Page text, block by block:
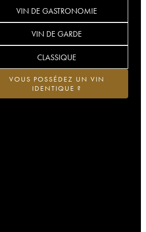
VIN DE GASTRONOMIE
VIN DE GARDE
CLASSIQUE
VOUS POSSÉDEZ UN VIN
IDENTIQUE ?